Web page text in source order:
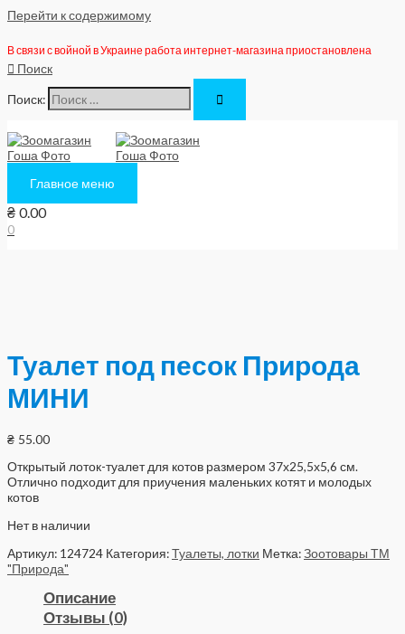
Перейти к содержимому
В связи с войной в Украине работа интернет-магазина приостановлена
Поиск
Поиск:
Главное меню
₴ 0.00
0
Туалет под песок Природа
МИНИ
₴ 55.00
Открытый лоток-туалет для котов размером 37х25,5х5,6 см.
Отлично подходит для приучения маленьких котят и молодых
котов
Нет в наличии
Артикул: 124724 Категория:Туалеты, лотки Метка:Зоотовары ТМ
"Природа"
Описание
Отзывы (0)